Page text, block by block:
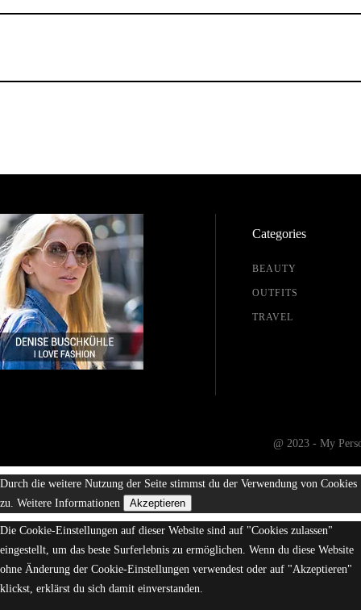
Categories
BEAUTY
OUTFITS
TRAVEL
@ 2023 - My
Durch die weitere Nutzung der Seite stimmst du der Verwendung von Cookies
zu. Weitere Informationen Akzeptieren
Die Cookie-Einstellungen auf dieser Website sind auf "Cookies zulassen"
eingestellt, um das beste Surferlebnis zu ermöglichen. Wenn du diese Website
ohne Änderung der Cookie-Einstellungen verwendest oder auf "Akzeptieren"
klickst, erklärst du sich damit einverstanden.